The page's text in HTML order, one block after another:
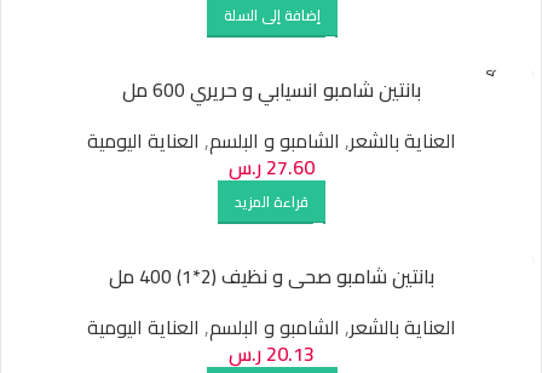
إضافة إلى السلة
SOLD O
بانتين شامبو انسيابي و حريري 600 مل
العناية بالشعر, الشامبو و البلسم, العناية اليومية
27.60ر.س
قراءة المزيد
بانتين شامبو صحى و نظيف (2*1) 400 مل
العناية بالشعر, الشامبو و البلسم, العناية اليومية
20.13ر.س